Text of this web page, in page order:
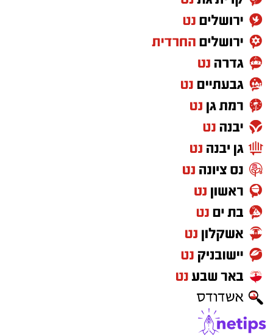
נטיפס - רשת חברתית לטיפים והמלצות
שערים חשמליים גבעתיים
Netips -רשת חברתית לחכמת ההמונים
עורך דין באשדוד
קריית גת נט